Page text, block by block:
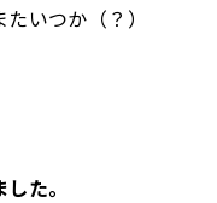
いつか（？）
た。